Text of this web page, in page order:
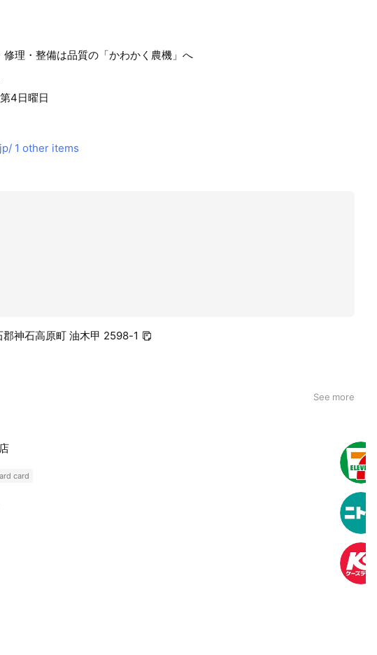
理・整備は品質の「かわかく農機」へ
4日曜日
1 other items
神石高原町 油木甲 2598-1
See more
card